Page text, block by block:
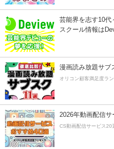
芸能界を志す10代
スクール情報は
漫画読み放題サブ
オリコン顧客満足度ラ
2026年動画配信サ
CS動画配信サービス20